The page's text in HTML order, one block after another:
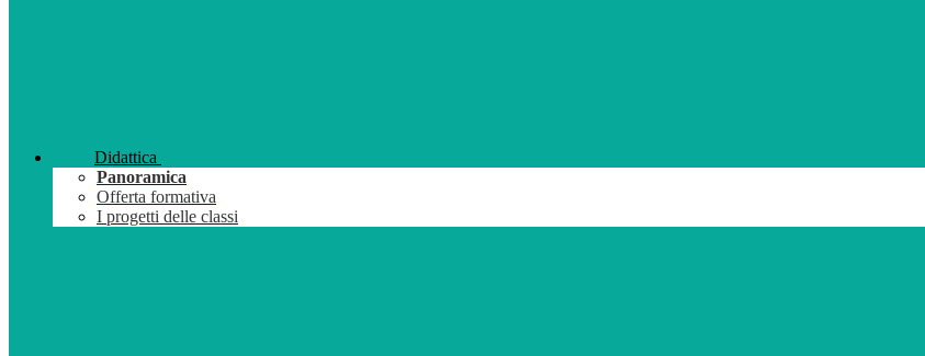
Didattica
Panoramica
Offerta formativa
I progetti delle classi